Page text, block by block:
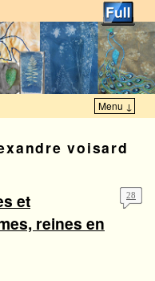
Menu ↓
voisard
et
reines en
28